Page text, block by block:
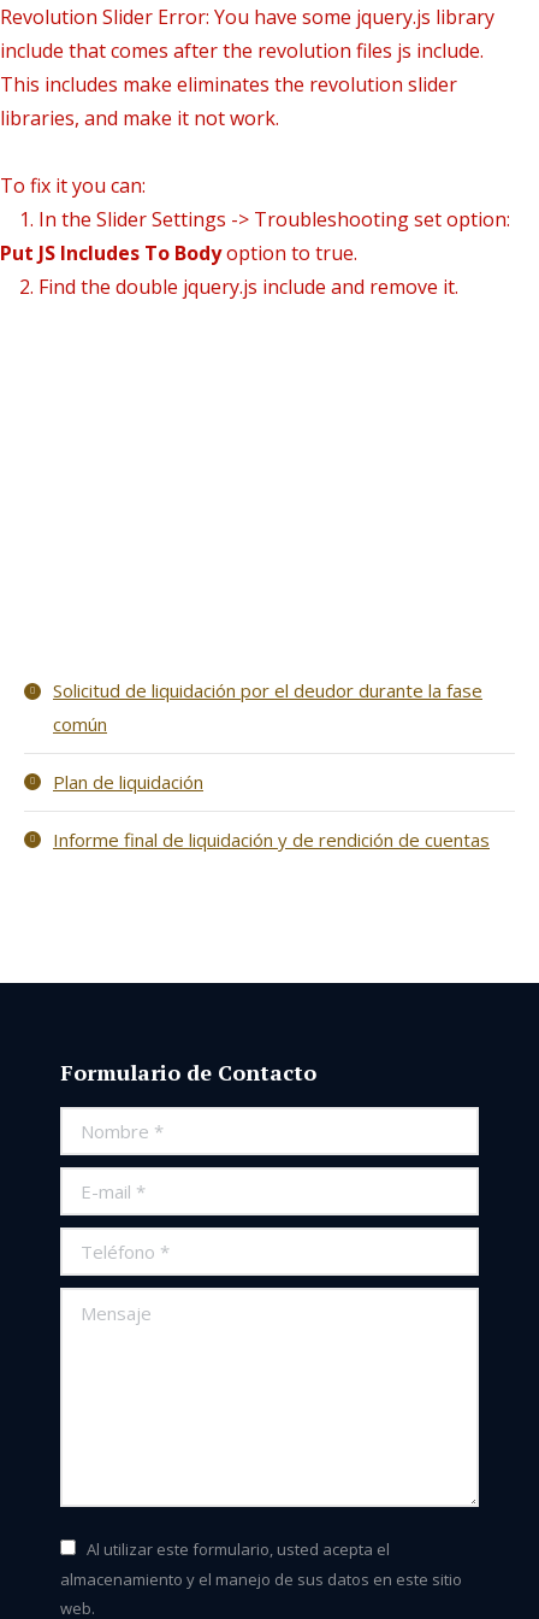
Revolution Slider Error: You have some jquery.js library
include that comes after the revolution files js include.
This includes make eliminates the revolution slider
libraries, and make it not work.
To fix it you can:
1. In the Slider Settings -> Troubleshooting set option:
Put JS Includes To Bodyoption to true.
2. Find the double jquery.js include and remove it.
Solicitud de liquidación por el deudor durante la fase
común
Plan de liquidación
Informe final de liquidación y de rendición de cuentas
Formulario de Contacto
Nombre *
E-mail *
Teléfono *
Mensaje
Al utilizar este formulario, usted acepta el
almacenamiento y el manejo de sus datos en este sitio
web.